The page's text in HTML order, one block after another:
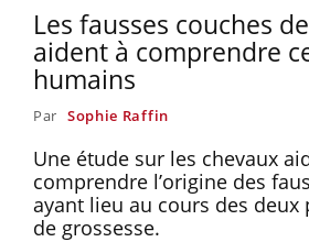
Les fausses couches
aident à comprendre
humains
Par Sophie Raffin
Une étude sur les chevaux
comprendre l’origine des
ayant lieu au cours des deux
de grossesse.